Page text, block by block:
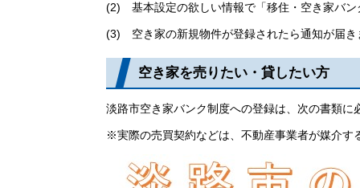
(2) 基本設定の欲しい情報で「移住・空き家バン
(3) 空き家の新規物件が登録されたら通知が届き
空き家を売りたい・貸したい方
淡路市空き家バンク制度への登録は、次の書類
※実際の売買契約などは、不動産事業者が媒介す